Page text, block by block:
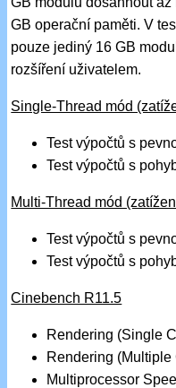
GB operační paměti. V
pouze jediný 16 GB
rozšíření uživatelem.
Single-Thread mód
Test výpočtů s
Test výpočtů s
Multi-Thread mód
Test výpočtů s
Test výpočtů s
Cinebench R11.5
Rendering (Single
Rendering
Multiprocessor